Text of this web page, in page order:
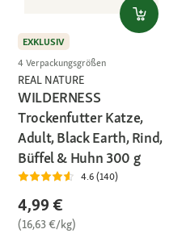
EXKLUSIV
4 Verpackungsgrößen
REAL NATURE
WILDERNESS
Trockenfutter Katze,
Adult, Black Earth, Rind,
Büffel & Huhn 300 g
4.6 (140)
4,99 €
(16,63 €/kg)